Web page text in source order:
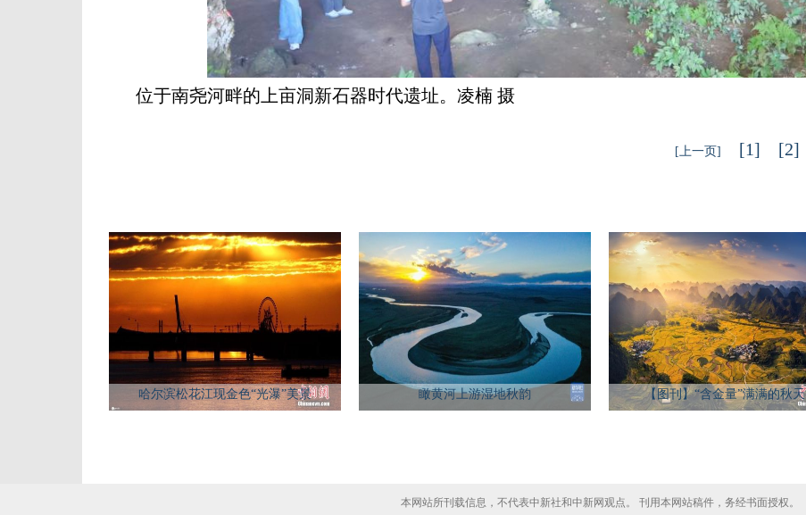
位于南尧河畔的上亩洞新石器时代遗址。凌楠 摄
[上一页] [1] [2]
哈尔滨松花江现金色“光瀑”美景 瞰黄河上游湿地秋韵 【图刊】“含金量”满满的秋天
本网站所刊载信息，不代表中新社和中新网观点。 刊用本网站稿件，务经书面授权。